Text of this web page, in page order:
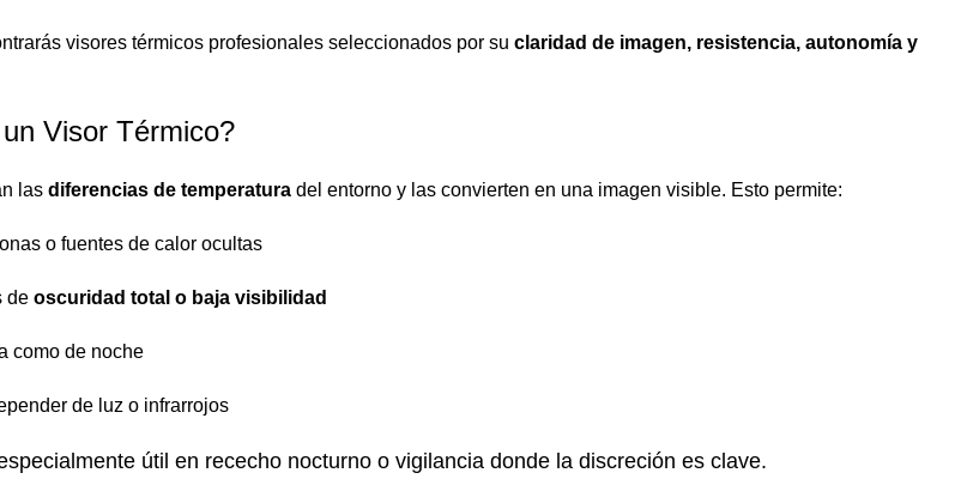
visores térmicos profesionales seleccionados por su claridad de imagen, resistencia, autonomía y
Visor Térmico?
las diferencias de temperatura del entorno y las convierten en una imagen visible. Esto permite:
o fuentes de calor ocultas
de oscuridad total o baja visibilidad
como de noche
de luz o infrarrojos
útil en rececho nocturno o vigilancia donde la discreción es clave.